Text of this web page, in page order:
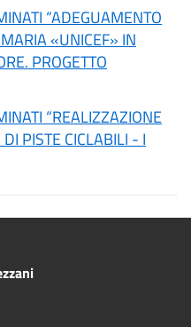
“ADEGUAMENTO
«UNICEF» IN
PROGETTO
“REALIZZAZIONE
PISTE CICLABILI - I